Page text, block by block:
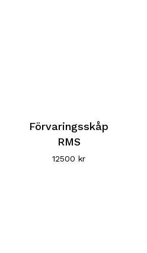
Förvaringsskåp
RMS
12500kr